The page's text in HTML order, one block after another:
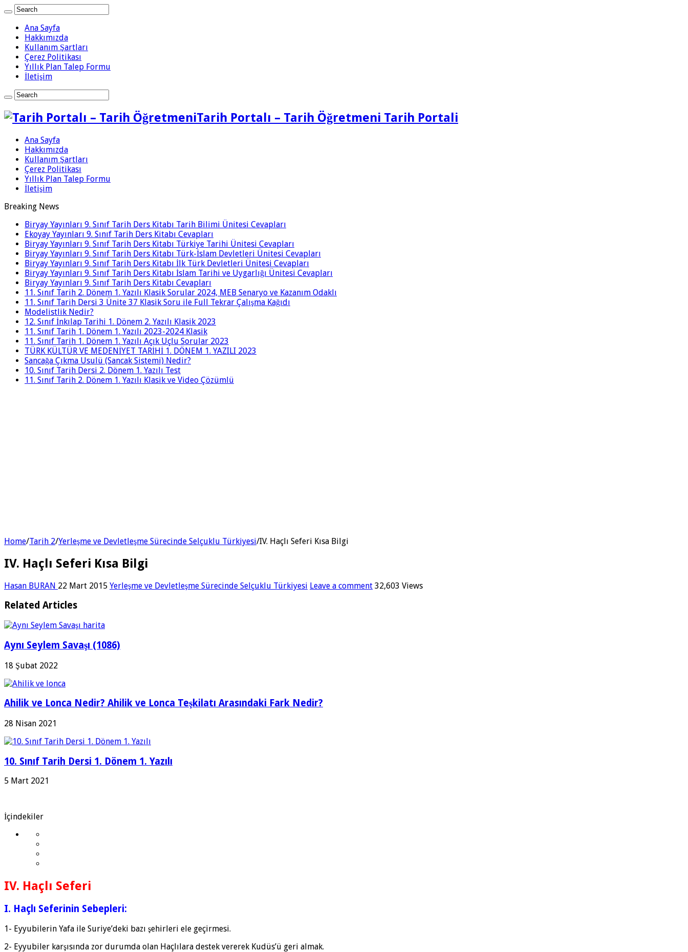
Ana Sayfa
Hakkımızda
Kullanım Şartları
Çerez Politikası
Yıllık Plan Talep Formu
İletişim
Tarih Portalı – Tarih Öğretmeni Tarih Portali
Ana Sayfa
Hakkımızda
Kullanım Şartları
Çerez Politikası
Yıllık Plan Talep Formu
İletişim
Breaking News
Biryay Yayınları 9. Sınıf Tarih Ders Kitabı Tarih Bilimi Ünitesi Cevapları
Ekoyay Yayınları 9. Sınıf Tarih Ders Kitabı Cevapları
Biryay Yayınları 9. Sınıf Tarih Ders Kitabı Türkiye Tarihi Ünitesi Cevapları
Biryay Yayınları 9. Sınıf Tarih Ders Kitabı Türk-İslam Devletleri Ünitesi Cevapları
Biryay Yayınları 9. Sınıf Tarih Ders Kitabı İlk Türk Devletleri Ünitesi Cevapları
Biryay Yayınları 9. Sınıf Tarih Ders Kitabı İslam Tarihi ve Uygarlığı Ünitesi Cevapları
Biryay Yayınları 9. Sınıf Tarih Ders Kitabı Cevapları
11. Sınıf Tarih 2. Dönem 1. Yazılı Klasik Sorular 2024, MEB Senaryo ve Kazanım Odaklı
11. Sınıf Tarih Dersi 3 Ünite 37 Klasik Soru ile Full Tekrar Çalışma Kağıdı
Modelistlik Nedir?
12. Sınıf İnkılap Tarihi 1. Dönem 2. Yazılı Klasik 2023
11. Sınıf Tarih 1. Dönem 1. Yazılı 2023-2024 Klasik
11. Sınıf Tarih 1. Dönem 1. Yazılı Açık Uçlu Sorular 2023
TÜRK KÜLTÜR VE MEDENİYET TARİHİ 1. DÖNEM 1. YAZILI 2023
Sancağa Çıkma Usulü (Sancak Sistemi) Nedir?
10. Sınıf Tarih Dersi 2. Dönem 1. Yazılı Test
11. Sınıf Tarih 2. Dönem 1. Yazılı Klasik ve Video Çözümlü
Home/Tarih 2/Yerleşme ve Devletleşme Sürecinde Selçuklu Türkiyesi/IV. Haçlı Seferi Kısa Bilgi
IV. Haçlı Seferi Kısa Bilgi
Hasan BURAN 22 Mart 2015 Yerleşme ve Devletleşme Sürecinde Selçuklu Türkiyesi Leave a comment 32,603 Views
Related Articles
Aynı Seylem Savaşı (1086)
18 Şubat 2022
Ahilik ve Lonca Nedir? Ahilik ve Lonca Teşkilatı Arasındaki Fark Nedir?
28 Nisan 2021
10. Sınıf Tarih Dersi 1. Dönem 1. Yazılı
5 Mart 2021
İçindekiler
IV. Haçlı Seferi
I. Haçlı Seferinin Sebepleri:
1- Eyyubilerin Yafa ile Suriye’deki bazı şehirleri ele geçirmesi.
2- Eyyubiler karşısında zor durumda olan Haçlılara destek vererek Kudüs’ü geri almak.